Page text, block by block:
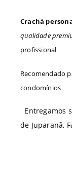
Crachá
qualidade
profissional
Recomendado
condomínios
Entregamos
de Juparanã,